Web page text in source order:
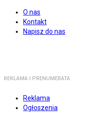
O nas
Kontakt
Napisz do nas
REKLAMA I PRENUMERATA
Reklama
Ogłoszenia